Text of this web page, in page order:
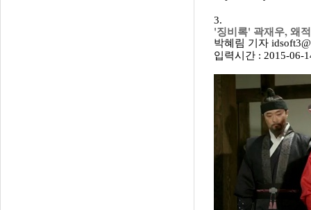
3.
'징비록' 곽재우, 왜
박혜림 기자
입력시간 : 2015-06-